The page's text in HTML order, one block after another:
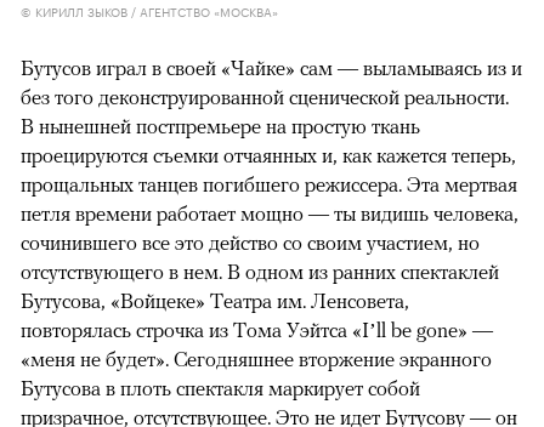
© КИРИЛЛ ЗЫКОВ / АГЕНТСТВО «МОСКВА»
Бутусов играл в своей «Чайке» сам — выламываясь из и
без того деконструированной сценической реальности.
В нынешней постпремьере на простую ткань
проецируются съемки отчаянных и, как кажется теперь,
прощальных танцев погибшего режиссера. Эта мертвая
петля времени работает мощно — ты видишь человека,
сочинившего все это действо со своим участием, но
отсутствующего в нем. В одном из ранних спектаклей
Бутусова, «Войцеке» Театра им. Ленсовета,
повторялась строчка из Тома Уэйтса «I’ll be gone» —
«меня не будет». Сегодняшнее вторжение экранного
Бутусова в плоть спектакля маркирует собой
призрачное, отсутствующее. Это не идет Бутусову — он